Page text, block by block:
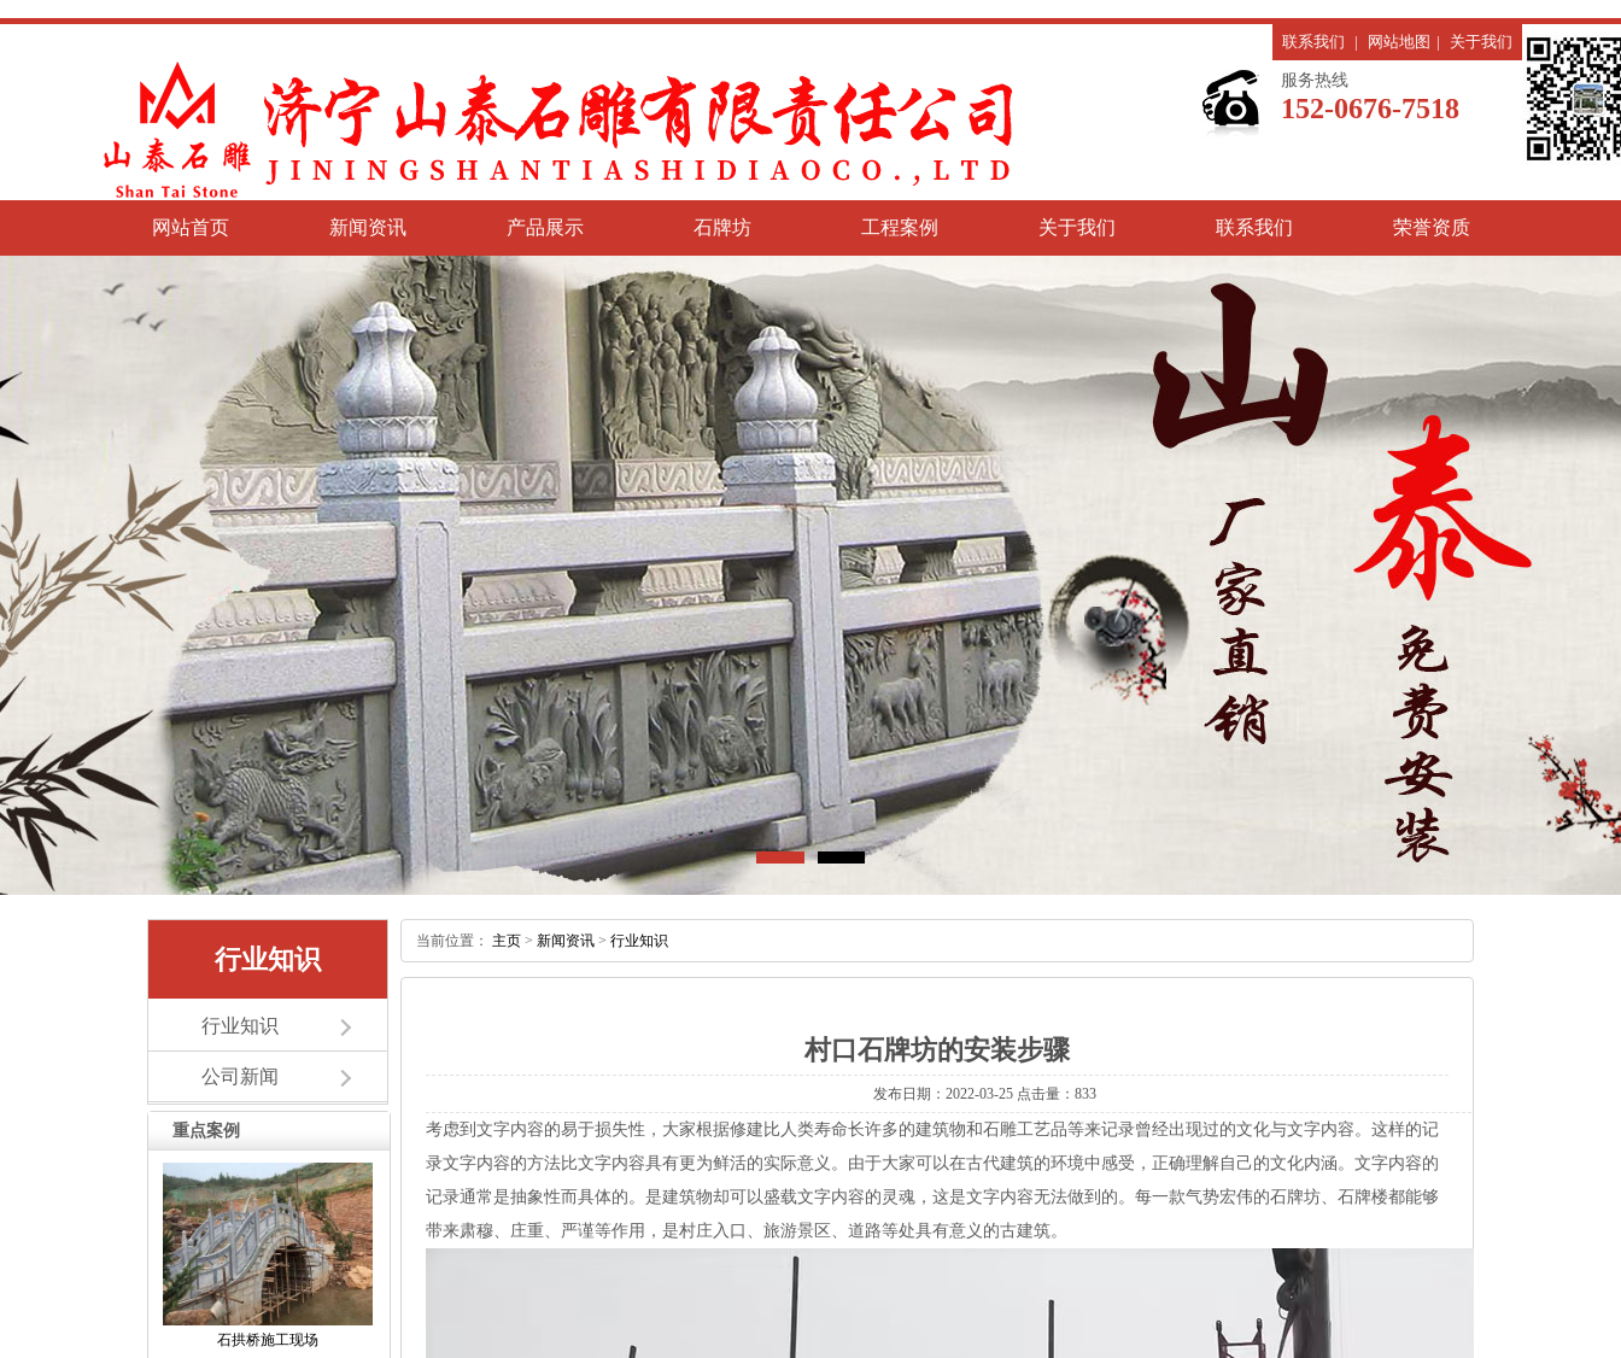
联系我们 | 网站地图 | 关于我们
服务热线
152-0676-7518
网站首页 新闻资讯 产品展示 石牌坊 工程案例 关于我们 联系我们 荣誉资质
行业知识
行业知识
公司新闻
重点案例
石拱桥施工现场
当前位置： 主页 > 新闻资讯 > 行业知识
村口石牌坊的安装步骤
发布日期：2022-03-25点击量： 833
考虑到文字内容的易于损失性，大家根据修建比人类寿命长许多的建筑物和石雕工艺品等来记录曾经出现过的文化与文字内容。这样的记
录文字内容的方法比文字内容具有更为鲜活的实际意义。由于大家可以在古代建筑的环境中感受，正确理解自己的文化内涵。文字内容的
记录通常是抽象性而具体的。是建筑物却可以盛载文字内容的灵魂，这是文字内容无法做到的。每一款气势宏伟的石牌坊、石牌楼都能够
带来肃穆、庄重、严谨等作用，是村庄入口、旅游景区、道路等处具有意义的古建筑。